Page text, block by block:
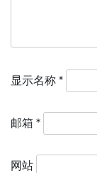
显示名称 *
邮箱 *
网站